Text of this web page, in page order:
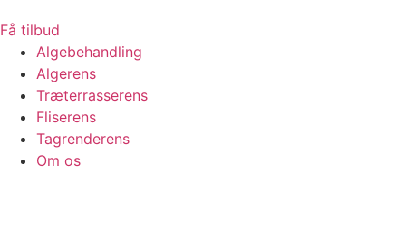
Få tilbud
Algebehandling
Algerens
Træterrasserens
Fliserens
Tagrenderens
Om os